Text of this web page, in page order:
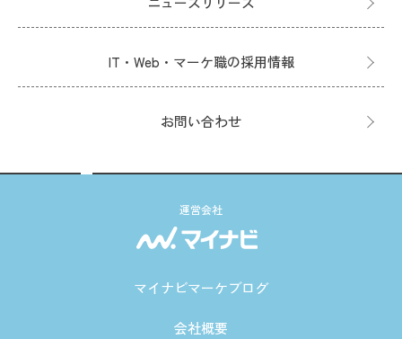
IT・Web・マーケ職の採用情報
お問い合わせ
運営会社
マイナビマーケブログ
会社概要